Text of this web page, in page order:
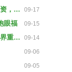
快讯|艺术品拍卖平台“爱藏”获千万级天使轮融资，投资方为上海心霖与盘古创业 09-17
眼福 09-15
上海出台促进艺术品产业发展实施办法 建设世界重要艺术品交易中心 09-14
09-06
09-05